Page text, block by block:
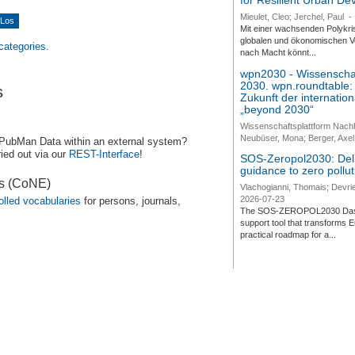
Data within an external system?
out via our REST-Interface!
(CoNE)
vocabularies for persons, journals,
Mieulet, Cleo; Jerchel, Paul -
Mit einer wachsenden
globalen und ökonomischen
nach Macht könnt...
wpn2030 -
2030.
Zukunft der
„beyond 2030“
Wissenschaftsplattform
Neubüser, Mona; Berger,
SOS-Zeropol2030:
guidance to zero
Vlachogianni, Thomais;
2026-07-23
The SOS-ZEROPOL2030
support tool that transforms
practical roadmap for a...